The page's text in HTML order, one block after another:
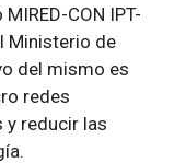
CON IPT-
Ministerio de
del mismo es
redes
y reducir las